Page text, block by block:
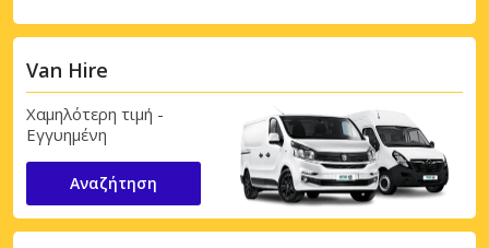
Van Hire
Χαμηλότερη τιμή -
Εγγυημένη
Αναζήτηση